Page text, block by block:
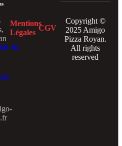
16
Mentions
Légales
CGV
Copyright ©
2025 Amigo
Pizza Royan.
All rights
reserved